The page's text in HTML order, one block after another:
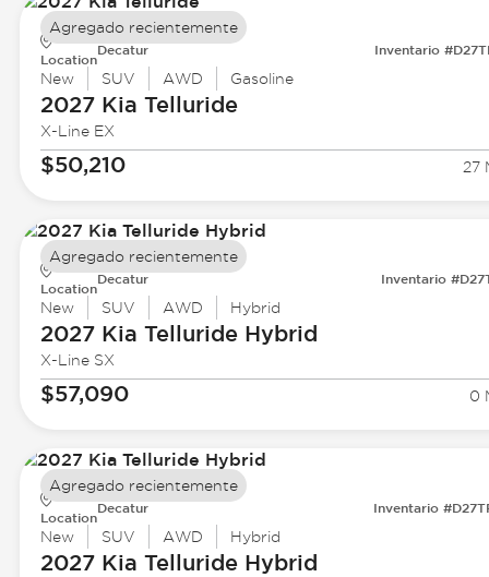
Location
Decatur Inventario
New SUV AWD Gasoline
2027 Kia Telluride
X-Line EX
$50,210 27
Agregado recientemente
Location
Decatur Inventario
New SUV AWD Hybrid
2027 Kia Telluride Hybrid
X-Line SX
$57,090 0
Agregado recientemente
Location
Decatur Inventario
New SUV AWD Hybrid
2027 Kia Telluride Hybrid
Agregado recientemente